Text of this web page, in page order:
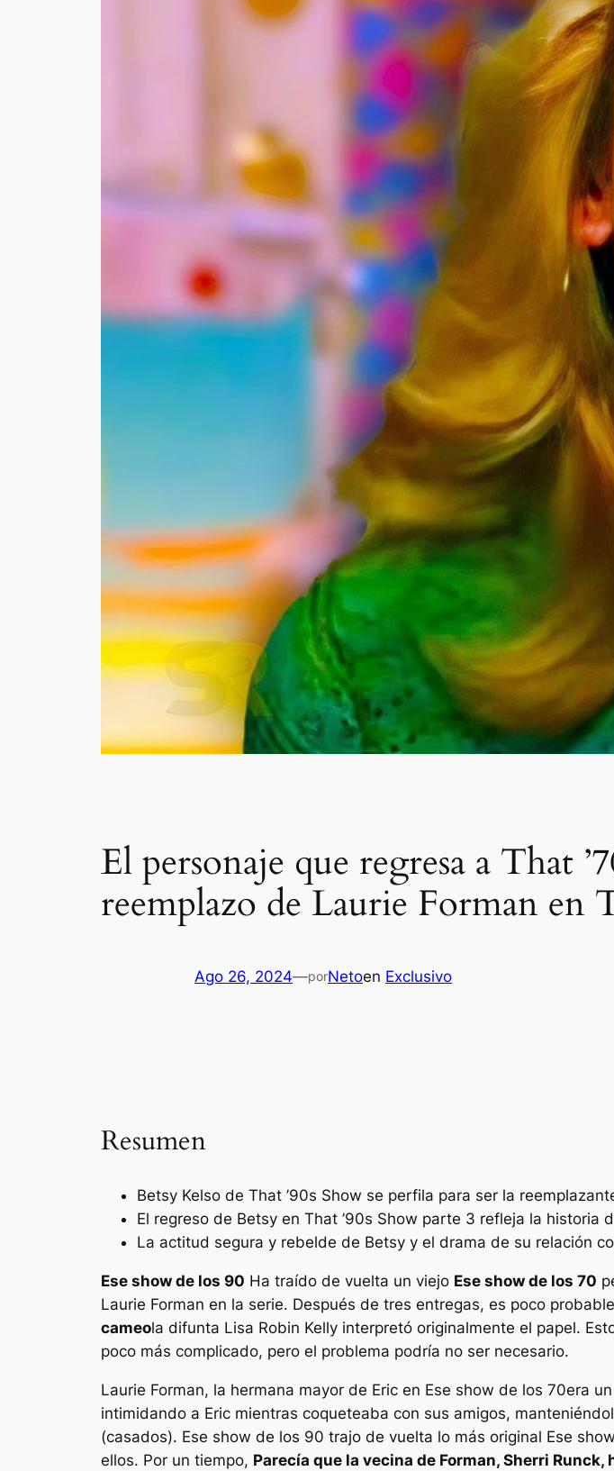
El personaje que regresa a That
reemplazo de Laurie Forman en
Ago 26, 2024—porNetoen Exclusivo
Resumen
Betsy Kelso de That ’90s Show se perfila para ser la
El regreso de Betsy en That ’90s Show parte 3 refleja la historia
La actitud segura y rebelde de Betsy y el drama de su relación
Ese show de los 90 Ha traído de vuelta un viejo Ese show de los 70
Laurie Forman en la serie. Después de tres entregas, es poco
cameola difunta Lisa Robin Kelly interpretó originalmente el papel.
poco más complicado, pero el problema podría no ser necesario.
Laurie Forman, la hermana mayor de Eric en Ese show de los 70era
intimidando a Eric mientras coqueteaba con sus amigos,
(casados). Ese show de los 90 trajo de vuelta lo más original Ese
ellos. Por un tiempo, Parecía que la vecina de Forman, Sherri